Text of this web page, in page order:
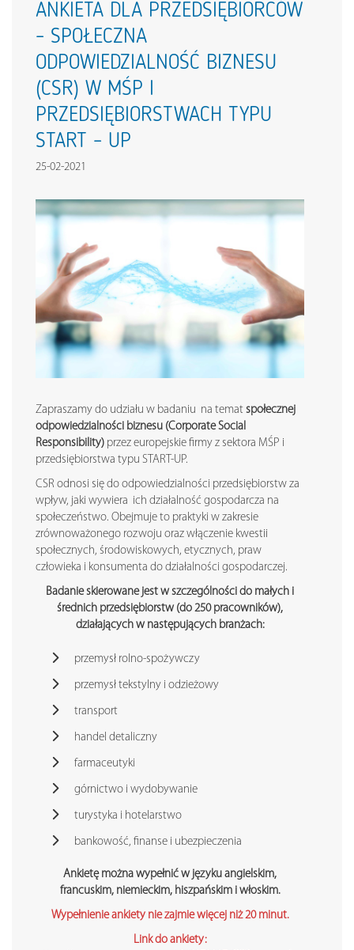
ANKIETA DLA PRZEDSIĘBIORCÓW
– SPOŁECZNA
ODPOWIEDZIALNOŚĆ BIZNESU
(CSR) W MŚP I
PRZEDSIĘBIORSTWACH TYPU
START – UP
25-02-2021
Zapraszamy do udziału w badaniu na temat społecznej
odpowiedzialności biznesu (Corporate Social
Responsibility) przez europejskie firmy z sektora MŚP i
przedsiębiorstwa typu START-UP.
CSR odnosi się do odpowiedzialności przedsiębiorstw za
wpływ, jaki wywiera ich działalność gospodarcza na
społeczeństwo. Obejmuje to praktyki w zakresie
zrównoważonego rozwoju oraz włączenie kwestii
społecznych, środowiskowych, etycznych, praw
człowieka i konsumenta do działalności gospodarczej.
Badanie skierowane jest w szczególności do małych i
średnich przedsiębiorstw (do 250 pracowników),
działających w następujących branżach:
przemysł rolno-spożywczy
przemysł tekstylny i odzieżowy
transport
handel detaliczny
farmaceutyki
górnictwo i wydobywanie
turystyka i hotelarstwo
bankowość, finanse i ubezpieczenia
Ankietę można wypełnić w języku angielskim,
francuskim, niemieckim, hiszpańskim i włoskim.
Wypełnienie ankiety nie zajmie więcej niż 20 minut.
Link do ankiety: